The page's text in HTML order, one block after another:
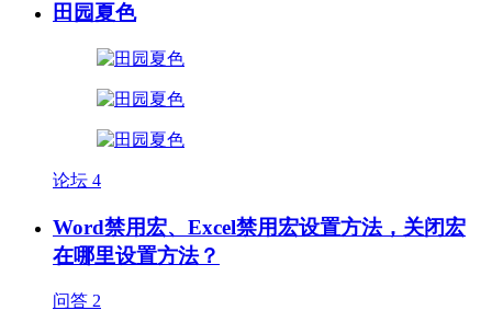
田园夏色
论坛 4
Word禁用宏、Excel禁用宏设置方法，关闭宏
在哪里设置方法？
问答 2